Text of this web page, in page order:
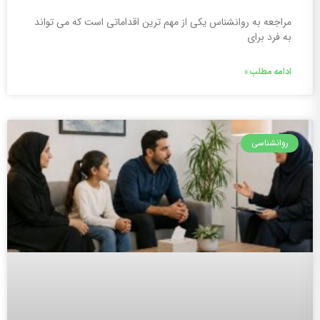
مراجعه به روانشناس یکی از مهم ترین اقداماتی است که می تواند
به فرد برای
ادامه مطلب »
روانشناسی